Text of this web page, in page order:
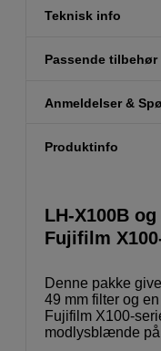
Teknisk info
Passende tilbehør
Anmeldelser &
Produktinfo
LH-X100B
Fujifilm
Denne pakke
49 mm filter og
Fujifilm X100-
modlysblænde